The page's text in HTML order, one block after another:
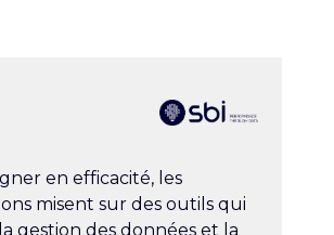
en efficacité, les
misent sur des outils qui
gestion des données et la